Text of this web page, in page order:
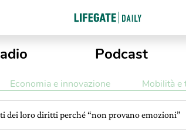
Podcast
Economia e innovazione Mobilità e
dei loro diritti perché “non provano emozioni”